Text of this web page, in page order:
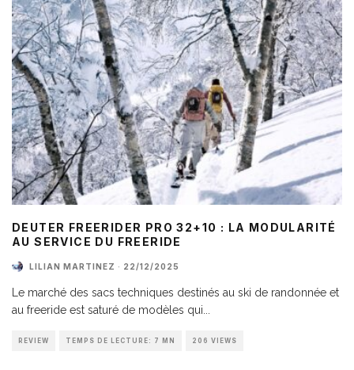
DEUTER FREERIDER PRO 32+10 : LA MODULARITÉ
AU SERVICE DU FREERIDE
LILIAN MARTINEZ · 22/12/2025
Le marché des sacs techniques destinés au ski de randonnée et
au freeride est saturé de modèles qui
REVIEW TEMPS DE LECTURE: 7 MN 206 VIEWS